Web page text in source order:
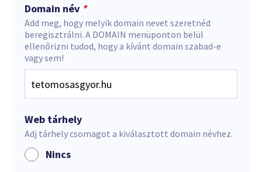
Domain név *
Add meg, hogy melyik domain nevet szeretnéd
beregisztrálni. A DOMAIN menüponton belül
ellenőrizni tudod, hogy a kívánt domain szabad-e
vagy sem!
Web tárhely
Adj tárhely csomagot a kiválasztott domain névhez.
Nincs